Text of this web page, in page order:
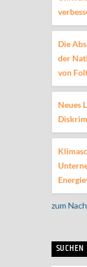
Die
der
von
Neues
zum
SUCHEN